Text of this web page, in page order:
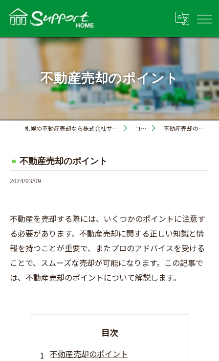
不動産売却のポイント
札幌の不動産売却なら株式会社サポートホーム コラム 不動産売却のポイント
不動産売却のポイント
2024/03/09
不動産を売却する際には、いくつかのポイントに注意す
る必要があります。不動産売却に関する正しい知識と情
報を持つことが重要で、またプロのアドバイスを受ける
ことで、スムーズな売却が可能になります。この記事で
は、不動産売却のポイントについて解説します。
目次
不動産売却のポイント